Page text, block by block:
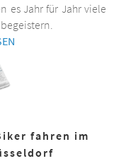
es Jahr für Jahr viele
fahren im